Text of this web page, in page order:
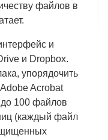
файлов в
и
и Dropbox.
упорядочить
Acrobat
до 100 файлов
(каждый файл